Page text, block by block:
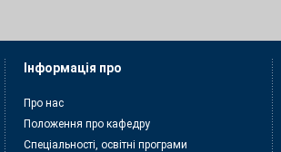
Інформація про
Про нас
Положення про кафедру
Спеціальності, освітні програми